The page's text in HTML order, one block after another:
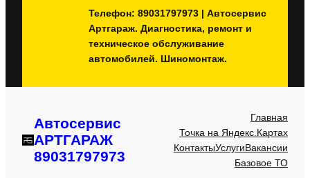
Телефон: 89031797973 | Автосервис
Артгараж. Диагностика, ремонт и
техническое обслуживание
автомобилей. Шиномонтаж.
Автосервис
АРТГАРАЖ
89031797973
Главная
Точка на Яндекс.Картах
КонтактыУслугиВакансии
Базовое ТО